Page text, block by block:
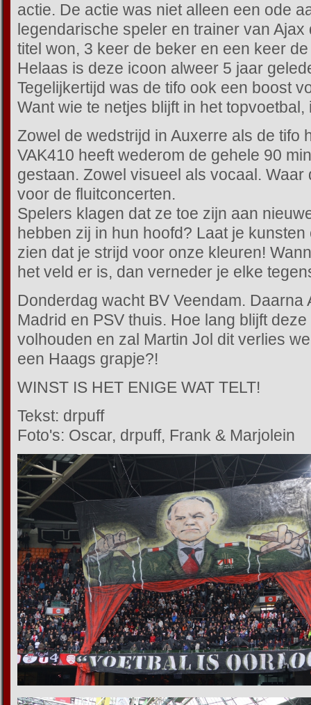
actie. De actie was niet alleen een ode
legendarische speler en trainer van
titel won, 3 keer de beker en een keer
Helaas is deze icoon alweer 5 jaar
Tegelijkertijd was de tifo ook een boost
Want wie te netjes blijft in het topvoetbal,
Zowel de wedstrijd in Auxerre als de tifo
VAK410 heeft wederom de gehele 90
gestaan. Zowel visueel als vocaal.
voor de fluitconcerten.
Spelers klagen dat ze toe zijn aan
hebben zij in hun hoofd? Laat je
zien dat je strijd voor onze kleuren!
het veld er is, dan verneder je elke
Donderdag wacht BV Veendam. Daarna
Madrid en PSV thuis. Hoe lang blijft
volhouden en zal Martin Jol dit verlies
een Haags grapje?!
WINST IS HET ENIGE WAT TELT!
Tekst: drpuff
Foto's: Oscar, drpuff, Frank & Marjolein